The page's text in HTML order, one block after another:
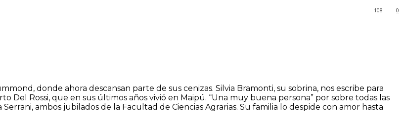
0
108
donde ahora descansan parte de sus cenizas. Silvia Bramonti, su sobrina, nos escribe para
Rossi, que en sus últimos años vivió en Maipú. “Una muy buena persona” por sobre todas las
ambos jubilados de la Facultad de Ciencias Agrarias. Su familia lo despide con amor hasta